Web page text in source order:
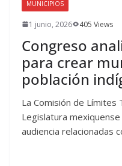
MUNICIPIOS
1 junio, 2026 405 Views
Congreso
para crear
población
La Comisión de Límites
Legislatura
audiencia relacionadas